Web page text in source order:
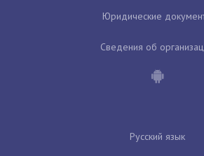
Юридические
Сведения об
Русский язык